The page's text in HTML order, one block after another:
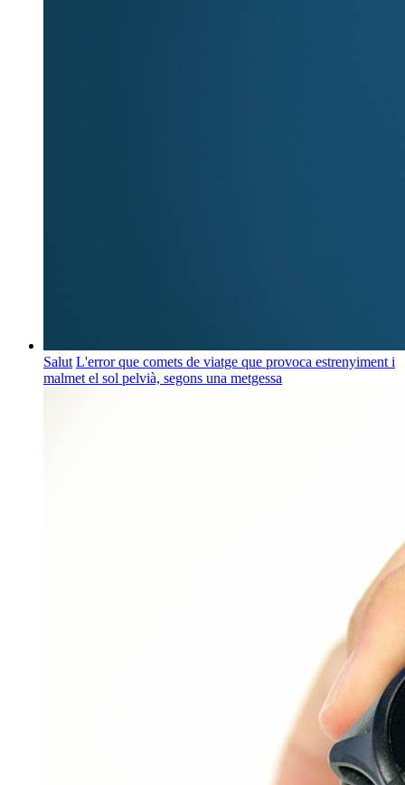
Salut L'error que comets de viatge que provoca estrenyiment i
malmet el sol pelvià, segons una metgessa